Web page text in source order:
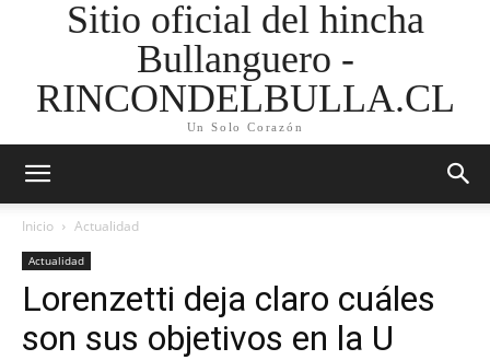
Sitio oficial del hincha
Bullanguero -
RINCONDELBULLA.CL
Un Solo Corazón
Inicio Actualidad
Actualidad
Lorenzetti deja claro cuáles
son sus objetivos en la U